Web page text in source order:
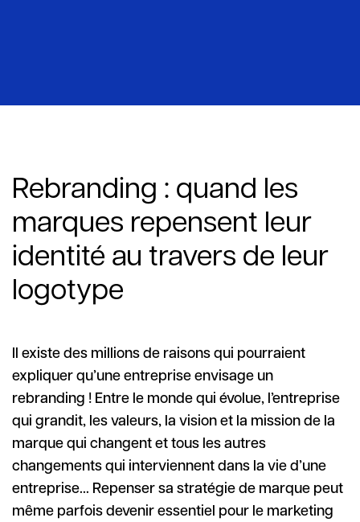
Rebranding : quand les
marques repensent leur
identité au travers de leur
logotype
Il existe des millions de raisons qui pourraient
expliquer qu’une entreprise envisage un
rebranding ! Entre le monde qui évolue, l’entreprise
qui grandit, les valeurs, la vision et la mission de la
marque qui changent et tous les autres
changements qui interviennent dans la vie d’une
entreprise… Repenser sa stratégie de marque peut
même parfois devenir essentiel pour le marketing